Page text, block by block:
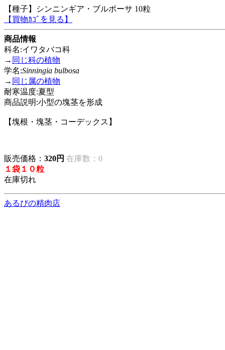
【種子】シンニンギア・ブルボーサ 10粒
【買物ｶｺﾞを見る】
商品情報
科名:イワタバコ科
→ 同じ科の植物
学名:Sinningia bulbosa
→ 同じ属の植物
耐寒温度:夏型
商品説明:小型の塊茎を形成
【塊根・塊茎・コーデックス】
販売価格： 320円 在庫数：0
１袋１０粒
在庫切れ
あるびの精肉店